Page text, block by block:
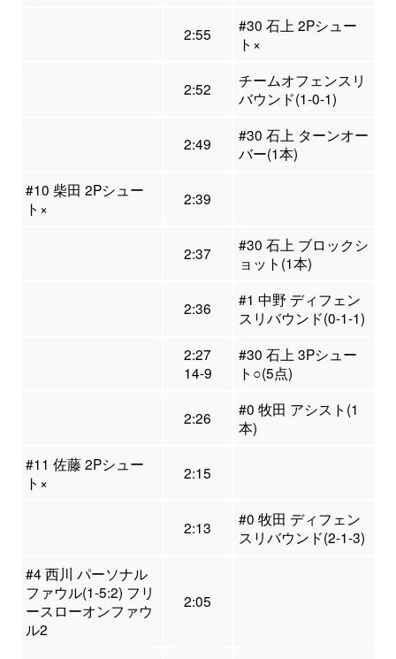
2:55
#30 石上 2Pシュー
ト×
2:52
チームオフェンスリ
バウンド(1-0-1)
2:49
#30 石上 ターンオー
バー(1本)
#10 柴田 2Pシュー
ト×
2:39
2:37
#30 石上 ブロックシ
ョット(1本)
2:36
#1 中野 ディフェン
スリバウンド(0-1-1)
2:27
14-9
#30 石上 3Pシュー
ト○(5点)
2:26
#0 牧田 アシスト(1
本)
#11 佐藤 2Pシュー
ト×
2:15
2:13
#0 牧田 ディフェン
スリバウンド(2-1-3)
#4 西川 パーソナル
ファウル(1-5:2) フリ
ースローオンファウ
ル2
2:05